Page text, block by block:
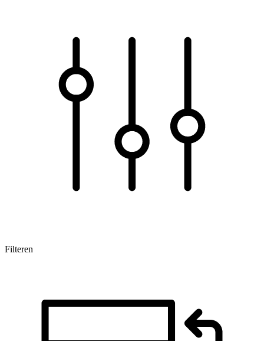
Filteren